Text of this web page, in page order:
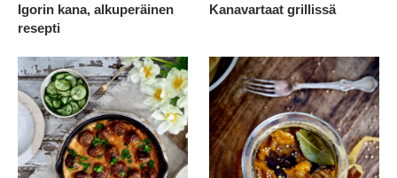
Igorin kana, alkuperäinen
resepti
Kanavartaat grillissä